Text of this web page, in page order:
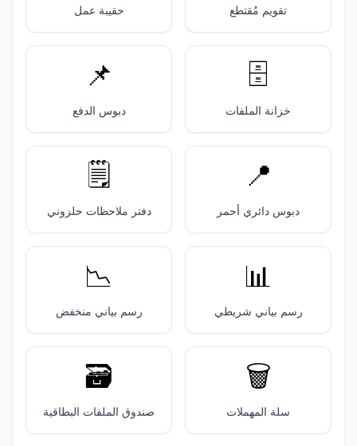
تقويم مُقتطع حقيبة عمل
🗄️
خزانة الملفات
📌
دبوس الدفع
📍
دبوس دائري أحمر
🗒️
دفتر ملاحظات حلزوني
📊
رسم بياني شريطي
📉
رسم بياني منخفض
🗑️
سلة المهملات
🗃️
صندوق الملفات البطاقية